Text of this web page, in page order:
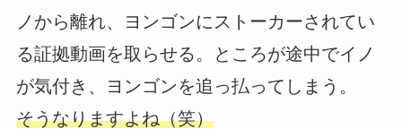
ノから離れ、ヨンゴンにストーカーされてい
る証拠動画を取らせる。ところが途中でイノ
が気付き、ヨンゴンを追っ払ってしまう。
そうなりますよね（笑）